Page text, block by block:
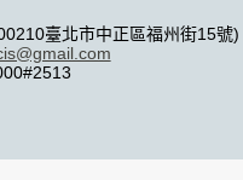
臺北市中正區福州街15號)